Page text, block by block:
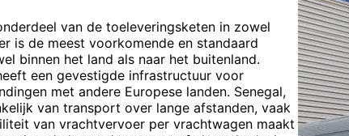
van de toeleveringsketen in zowel
is de meest voorkomende en standaard
binnen het land als naar het buitenland.
een gevestigde infrastructuur voor
met andere Europese landen. Senegal,
van transport over lange afstanden, vaak
van vrachtvervoer per vrachtwagen maakt